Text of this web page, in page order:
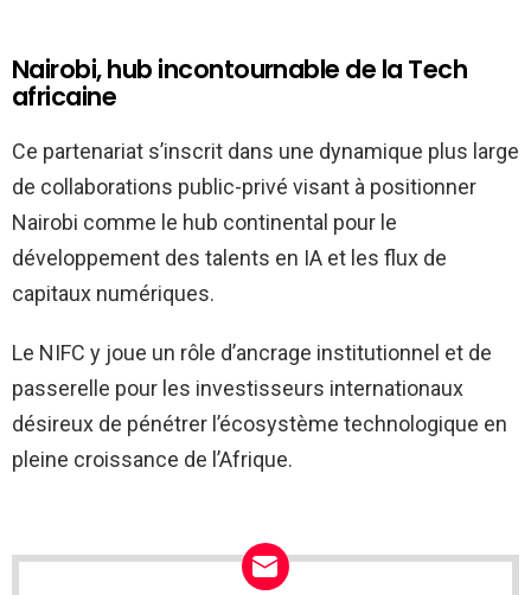
Nairobi, hub incontournable de la Tech
africaine
Ce partenariat s’inscrit dans une dynamique plus large
de collaborations public-privé visant à positionner
Nairobi comme le hub continental pour le
développement des talents en IA et les flux de
capitaux numériques.
Le NIFC y joue un rôle d’ancrage institutionnel et de
passerelle pour les investisseurs internationaux
désireux de pénétrer l’écosystème technologique en
pleine croissance de l’Afrique.